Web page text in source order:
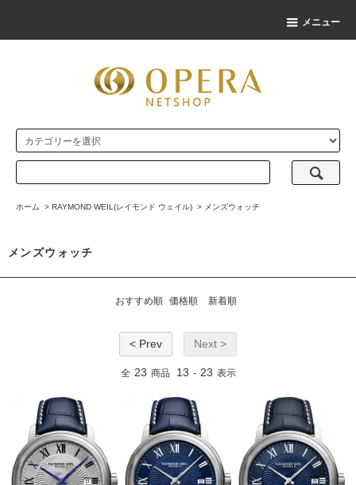
メニュー
ホーム > RAYMOND WEIL(レイモンド ウェイル) > メンズウォッチ
メンズウォッチ
おすすめ順 価格順 新着順
< Prev Next >
全 23 商品 13 - 23 表示